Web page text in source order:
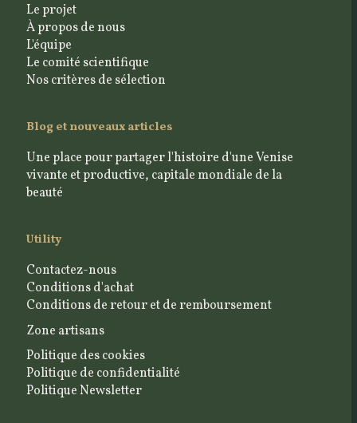
Le projet
À propos de nous
L'équipe
Le comité scientifique
Nos critères de sélection
Blog et nouveaux articles
Une place pour partager l'histoire d'une Venise
vivante et productive, capitale mondiale de la
beauté
Utility
Contactez-nous
Conditions d'achat
Conditions de retour et de remboursement
Zone artisans
Politique des cookies
Politique de confidentialité
Politique Newsletter